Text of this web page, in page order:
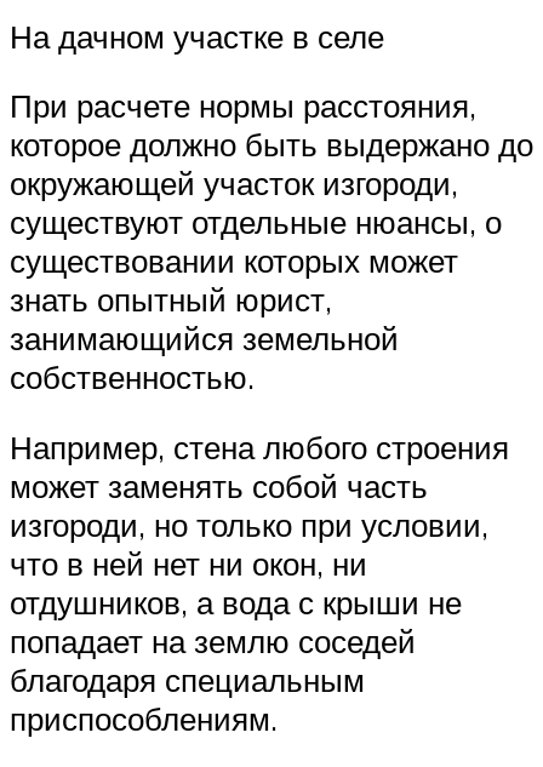
На дачном участке в селе
При расчете нормы расстояния,
которое должно быть выдержано до
окружающей участок изгороди,
существуют отдельные нюансы, о
существовании которых может
знать опытный юрист,
занимающийся земельной
собственностью.
Например, стена любого строения
может заменять собой часть
изгороди, но только при условии,
что в ней нет ни окон, ни
отдушников, а вода с крыши не
попадает на землю соседей
благодаря специальным
приспособлениям.